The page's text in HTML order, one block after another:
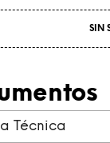
SIN
Técnica